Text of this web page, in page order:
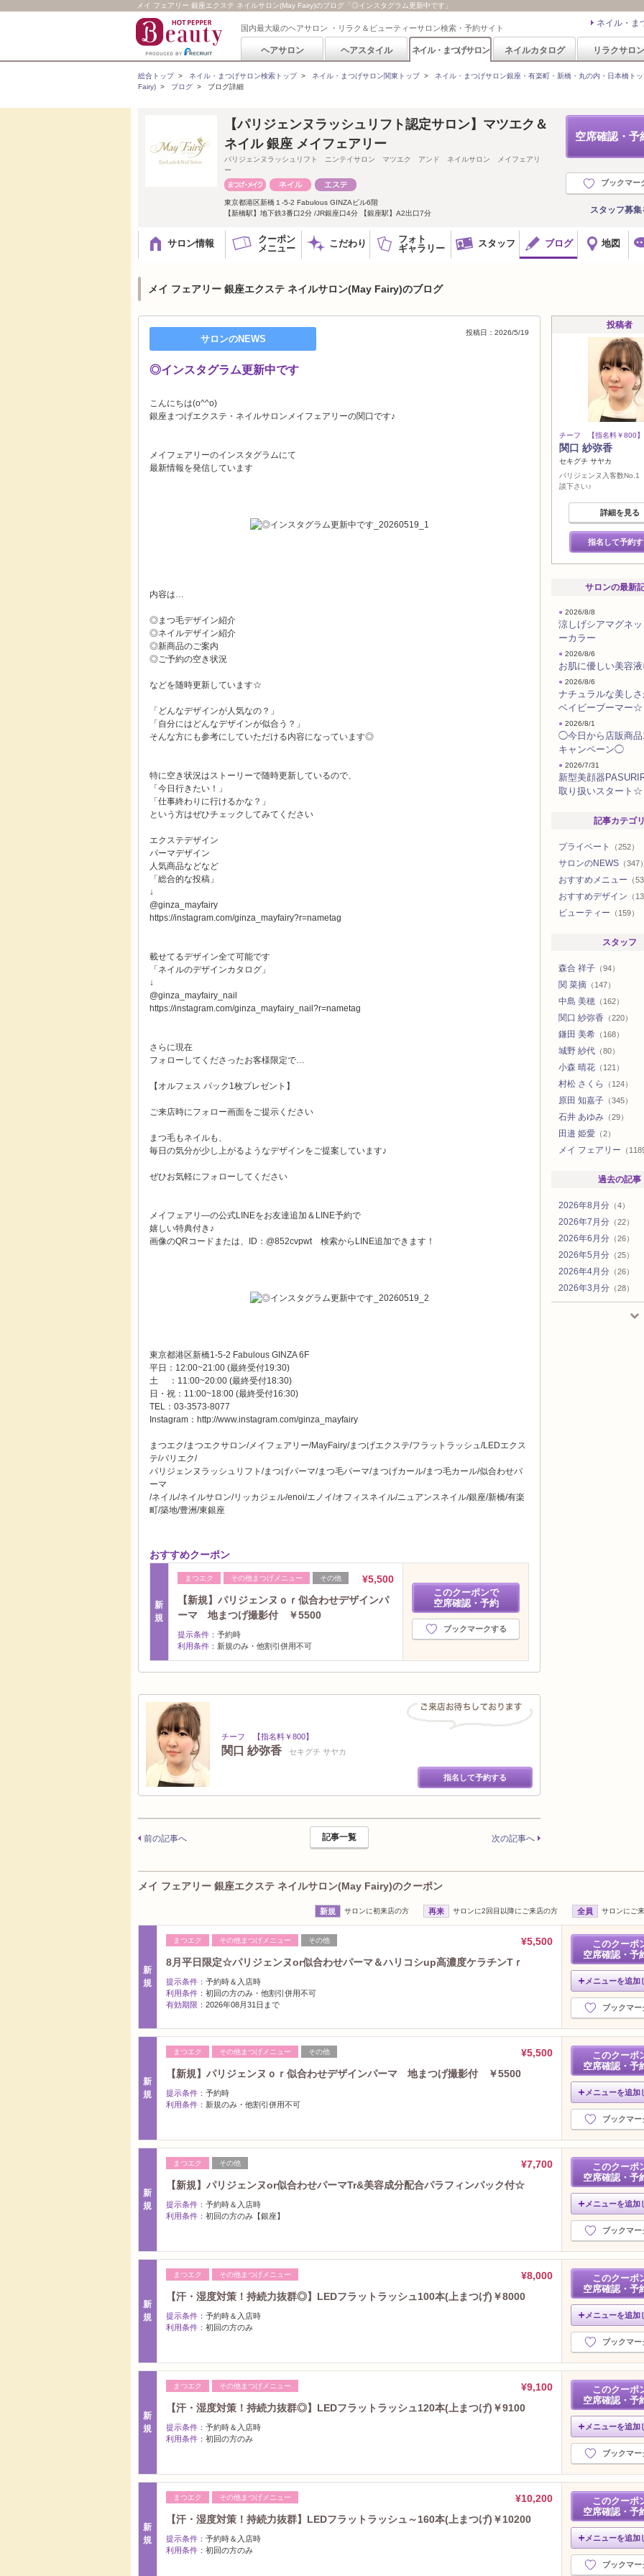
メイ フェアリー 銀座エクステ ネイルサロン(May Fairy)のブログ「◎インスタグラム更新中です」
国内最大級のヘアサロン ・リラク＆ビューティーサロン検索・予約サイト ネイル・ま
ヘアサロン ヘアスタイル ネイル・まつげサロン ネイルカタログ リラクサロン
総合トップ> ネイル・まつげサロン検索トップ> ネイル・まつげサロン関東トップ> ネイル・まつげサロン銀座・有楽町・新橋・丸の内・日本橋ト
Fairy) > ブログ > ブログ詳細
空席確認・予
ブックマー
スタッフ募
【パリジェンヌラッシュリフト認定サロン】マツエク＆
ネイル 銀座 メイフェアリー
パリジェンヌラッシュリフト ニンテイサロン マツエク アンド ネイルサロン メイフェアリ
ー
東京都港区新橋１-5-2 Fabulous GINZAビル6階
【新橋駅】地下鉄3番口2分 /JR銀座口4分 【銀座駅】A2出口7分
サロン情報
クーポン
メニュー
こだわり
フォト
ギャラリー
スタッフ ブログ 地図
メイ フェアリー 銀座エクステ ネイルサロン(May Fairy)のブログ
サロンのNEWS
投稿日：2026/5/19
◎インスタグラム更新中です
こんにちは(o^^o)
銀座まつげエクステ・ネイルサロンメイフェアリーの関口です♪
メイフェアリーのインスタグラムにて
最新情報を発信しています
内容は…
◎まつ毛デザイン紹介
◎ネイルデザイン紹介
◎新商品のご案内
◎ご予約の空き状況
などを随時更新しています☆
「どんなデザインが人気なの？」
「自分にはどんなデザインが似合う？」
そんな方にも参考にしていただける内容になっています◎
特に空き状況はストーリーで随時更新しているので、
「今日行きたい！」
「仕事終わりに行けるかな？」
という方はぜひチェックしてみてください
エクステデザイン
パーマデザイン
人気商品などなど
「総合的な投稿」
↓
@ginza_mayfairy
https://instagram.com/ginza_mayfairy?r=nametag
載せてるデザイン全て可能です
「ネイルのデザインカタログ」
↓
@ginza_mayfairy_nail
https://instagram.com/ginza_mayfairy_nail?r=nametag
さらに現在
フォローしてくださったお客様限定で…
【オルフェス パック1枚プレゼント】
ご来店時にフォロー画面をご提示ください
まつ毛もネイルも、
毎日の気分が少し上がるようなデザインをご提案しています♪
ぜひお気軽にフォローしてください
メイフェアリ―の公式LINEをお友達追加＆LINE予約で
嬉しい特典付き♪
画像のQRコードまたは、ID：@852cvpwt 検索からLINE追加できます！
東京都港区新橋1-5-2 Fabulous GINZA 6F
平日：12:00~21:00 (最終受付19:30)
土 ：11:00~20:00 (最終受付18:30)
日・祝：11:00~18:00 (最終受付16:30)
TEL：03-3573-8077
Instagram：http://www.instagram.com/ginza_mayfairy
まつエク/まつエクサロン/メイフェアリー/MayFairy/まつげエクステ/フラットラッシュ/LEDエクス
テ/パリエク/
パリジェンヌラッシュリフト/まつげパーマ/まつ毛パーマ/まつげカール/まつ毛カール/似合わせパ
ーマ
/ネイル/ネイルサロン/リッカジェル/enoi/エノイ/オフィスネイル/ニュアンスネイル/銀座/新橋/有楽
町/築地/豊洲/東銀座
おすすめクーポン
新
規
まつエク その他まつげメニュー その他
¥5,500
【新規】パリジェンヌｏｒ似合わせデザインパ
ーマ 地まつげ撮影付 ￥5500
提示条件： 予約時
利用条件： 新規のみ・他割引併用不可
このクーポンで
空席確認・予約
ブックマークする
チーフ 【指名料￥800】
関口 紗弥香 セキグチ サヤカ
指名して予約する
前の記事へ 記事一覧 次の記事へ
投稿者
チーフ 【指名料￥800】
関口 紗弥香
セキグチ サヤカ
パリジェンヌ入客数No.1
談下さい♪
詳細を見る
指名して予約
サロンの最新
● 2026/8/8
涼しげシアマグネ
ーカラー
● 2026/8/6
お肌に優しい美容
● 2026/8/6
ナチュラルな美し
ベイビーブーマー☆
● 2026/8/1
◯今日から店販商品
キャンペーン◯
● 2026/7/31
新型美顔器
取り扱いスタート☆
記事カテゴ
プライベート （252）
サロンのNEWS （347
おすすめメニュー （
おすすめデザイン （
ビューティー （159）
スタッフ
森合 祥子 （94）
関 菜摘 （147）
中島 美穂 （162）
関口 紗弥香 （220）
鎌田 美希 （168）
城野 紗代 （80）
小森 晴花 （121）
村松 さくら （124）
原田 知嘉子 （345）
石井 あゆみ （29）
田邉 姫愛 （2）
メイ フェアリー （
過去の記事
2026年8月分 （4）
2026年7月分 （22）
2026年6月分 （26）
2026年5月分 （25）
2026年4月分 （26）
2026年3月分 （28）
2026年2月分（21）
（21）
2023年1月分 （24）
2022年12月分（15）
2022年11月分（27）
2022年10月分（22）
2022年9月分（19）
2022年8月分（17）
2022年7月分
2022年6月分（25）
2022年5月分（24）
2022年4月分（16）
2022年3月分（24）
2022年2月分 （27）
2022年1月分（32）
2021年12月分（22）
2021年11月分（27）
2021年10月分（22）
2021年9月分（31）
2021年8月分
2021年7月分（32）
2021年6月分（30）
2021年4月分
2021年3月分（14）
2021年2月分（11）
2021年1月分 （11）
2020年12月分
2020年11月分（15）
2020年10月分（20）
2020年9月分（27）
2020年8月分（19）
2020年7月分（9）
2020年6月分（15）
2020年5月分（11）
2020年4月分（7）
2020年3月分
2020年2月分（9）
2020年1月分（11）
2019年12月分（17）
2019年11月分 （9）
2019年10月分 （15）
メイ フェアリー 銀座エクステ ネイルサロン(May Fairy)のクーポン
新規 サロンに初来店の方 再来 サロンに2回目以降にご来店の方 全員 サロンにご
新
規
まつエク その他まつげメニュー その他
¥5,500
8月平日限定☆パリジェンヌor似合わせパーマ＆ハリコシup高濃度ケラチンTｒ
提示条件： 予約時＆入店時
利用条件： 初回の方のみ・他割引併用不可
有効期限： 2026年08月31日まで
このクーポ
空席確認・予
メニューを追加
ブックマー
新
規
まつエク その他まつげメニュー その他
¥5,500
【新規】パリジェンヌｏｒ似合わせデザインパーマ 地まつげ撮影付 ￥5500
提示条件： 予約時
利用条件： 新規のみ・他割引併用不可
このクーポ
空席確認・予
メニューを追加
ブックマー
新
規
まつエク その他
¥7,700
【新規】パリジェンヌor似合わせパーマTr&美容成分配合パラフィンパック付☆
提示条件： 予約時＆入店時
利用条件： 初回の方のみ【銀座】
このクーポ
空席確認・予
メニューを追加
ブックマー
新
規
まつエク その他まつげメニュー
¥8,000
【汗・湿度対策！持続力抜群◎】LEDフラットラッシュ100本(上まつげ)￥8000
提示条件： 予約時＆入店時
利用条件： 初回の方のみ
このクーポ
空席確認・予
メニューを追加
ブックマー
新
規
まつエク その他まつげメニュー
¥9,100
【汗・湿度対策！持続力抜群◎】LEDフラットラッシュ120本(上まつげ)￥9100
提示条件： 予約時＆入店時
利用条件： 初回の方のみ
このクーポ
空席確認・予
メニューを追加
ブックマー
新
規
まつエク その他まつげメニュー
¥10,200
【汗・湿度対策！持続力抜群】LEDフラットラッシュ～160本(上まつげ)￥10200
提示条件： 予約時＆入店時
利用条件： 初回の方のみ
このクーポ
空席確認・予
メニューを追加
ブックマー